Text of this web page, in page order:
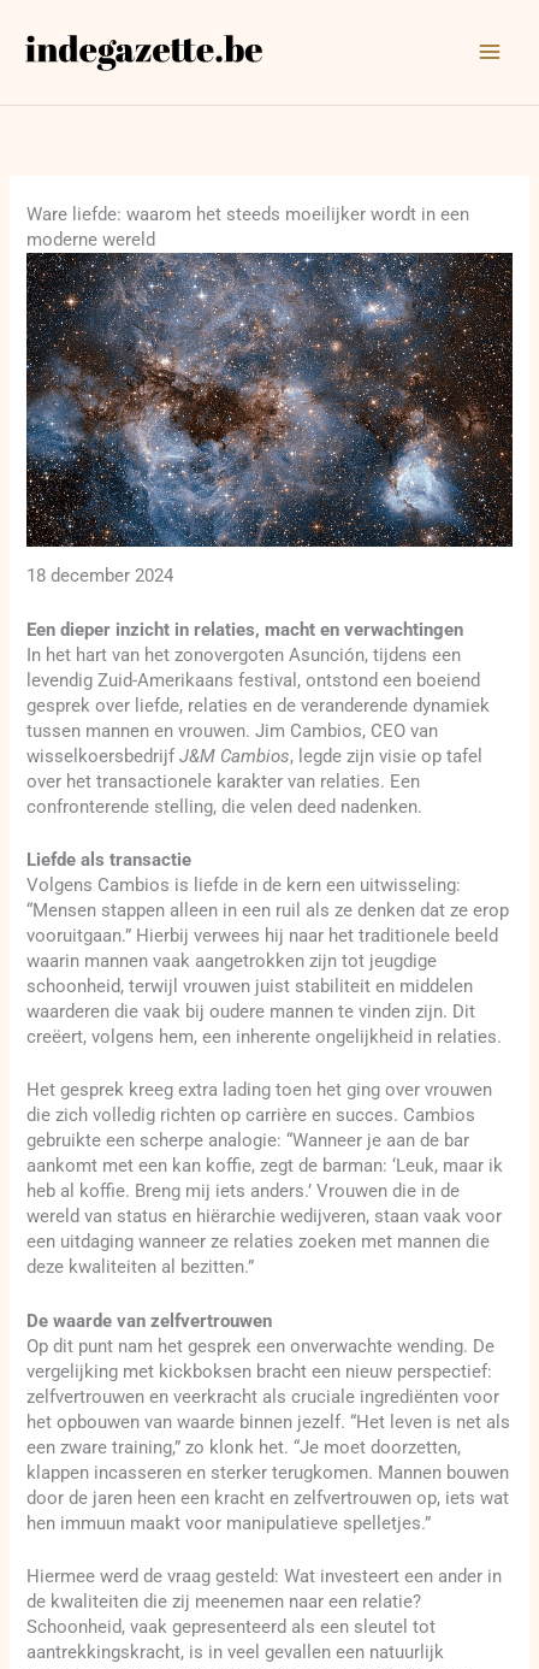
naar
Ware liefde: waarom het steeds moeilijker wordt in een
moderne wereld
18 december 2024
Een dieper inzicht in relaties, macht en verwachtingen
In het hart van het zonovergoten Asunción, tijdens een
levendig Zuid-Amerikaans festival, ontstond een boeiend
gesprek over liefde, relaties en de veranderende dynamiek
tussen mannen en vrouwen. Jim Cambios, CEO van
wisselkoersbedrijfJ&M Cambios, legde zijn visie op tafel
over het transactionele karakter van relaties. Een
confronterende stelling, die velen deed nadenken.
Liefde als transactie
Volgens Cambios is liefde in de kern een uitwisseling:
“Mensen stappen alleen in een ruil als ze denken dat ze erop
vooruitgaan.” Hierbij verwees hij naar het traditionele beeld
waarin mannen vaak aangetrokken zijn tot jeugdige
schoonheid, terwijl vrouwen juist stabiliteit en middelen
waarderen die vaak bij oudere mannen te vinden zijn. Dit
creëert, volgens hem, een inherente ongelijkheid in relaties.
Het gesprek kreeg extra lading toen het ging over vrouwen
die zich volledig richten op carrière en succes. Cambios
gebruikte een scherpe analogie: “Wanneer je aan de bar
aankomt met een kan koffie, zegt de barman: ‘Leuk, maar ik
heb al koffie. Breng mij iets anders.’ Vrouwen die in de
wereld van status en hiërarchie wedijveren, staan vaak voor
een uitdaging wanneer ze relaties zoeken met mannen die
deze kwaliteiten al bezitten.”
De waarde van zelfvertrouwen
Op dit punt nam het gesprek een onverwachte wending. De
vergelijking met kickboksen bracht een nieuw perspectief:
zelfvertrouwen en veerkracht als cruciale ingrediënten voor
het opbouwen van waarde binnen jezelf. “Het leven is net als
een zware training,” zo klonk het. “Je moet doorzetten,
klappen incasseren en sterker terugkomen. Mannen bouwen
door de jaren heen een kracht en zelfvertrouwen op, iets wat
hen immuun maakt voor manipulatieve spelletjes.”
Hiermee werd de vraag gesteld: Wat investeert een ander in
de kwaliteiten die zij meenemen naar een relatie?
Schoonheid, vaak gepresenteerd als een sleutel tot
aantrekkingskracht, is in veel gevallen een natuurlijk